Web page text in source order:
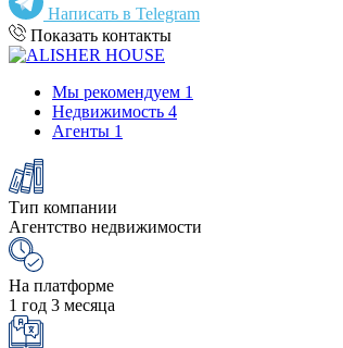
Написать в Telegram
Показать контакты
Мы рекомендуем 1
Недвижимость 4
Агенты 1
Тип компании
Агентство недвижимости
На платформе
1 год 3 месяца